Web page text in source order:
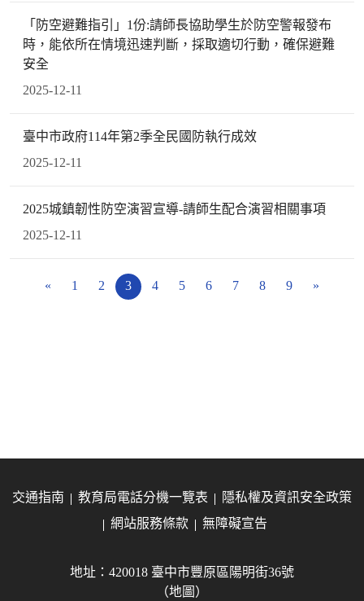
「防空避難指引」1份:請師長協助學生於防空警報發布
時，能依所在情境迅速判斷，採取適切行動，確保避難
安全
2025-12-11
臺中市政府114年第2季全民國防執行成效
2025-12-11
2025城鎮韌性防空演習宣導-請師生配合演習相關事項
2025-12-11
« 1 2 3 4 5 6 7 8 9 »
交通指南 教育局電話分機一覽表
隱私權及資訊安全政策
網站服務條款
無障礙宣告
地址：420018 臺中市豐原區陽明街36號
（地圖）